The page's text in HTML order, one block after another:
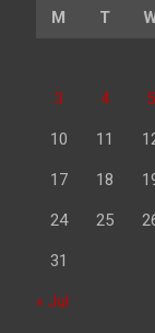
M T
3 4 5
10 11
17 18
24 25
31
« Jul